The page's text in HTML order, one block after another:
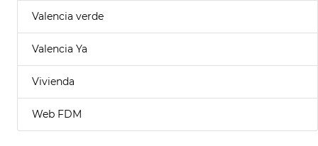
Valencia verde
Valencia Ya
Vivienda
Web FDM